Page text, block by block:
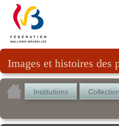
Images et histoires des
Institutions